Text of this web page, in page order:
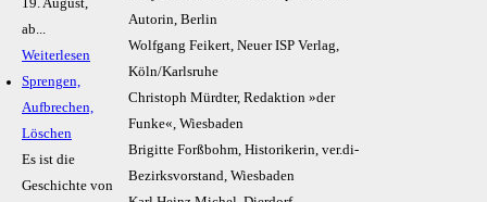
19. August,
ab...
Weiterlesen
Sprengen,
Aufbrechen,
Löschen
Es ist die
Geschichte von
Autorin, Berlin
Wolfgang Feikert, Neuer ISP Verlag,
Köln/Karlsruhe
Christoph Mürdter, Redaktion »der
Funke«, Wiesbaden
Brigitte Forßbohm, Historikerin, ver.di-
Bezirksvorstand, Wiesbaden